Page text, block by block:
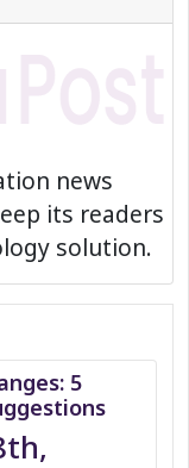
news
its readers
solution.
5